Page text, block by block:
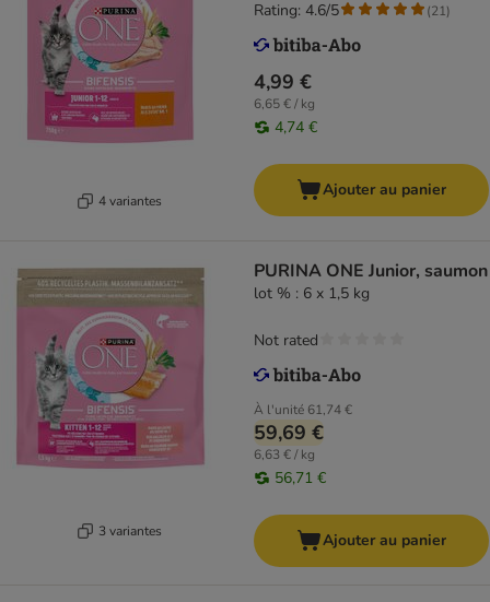
4 variantes
4,99 €
6,65 € / kg
4,74 €
Rating: 4.6/5 (21)
Ajouter au panier
3 variantes
PURINA ONE Junior, saumon
lot % : 6 x 1,5 kg
À l'unité 61,74 €
59,69 €
6,63 € / kg
56,71 €
Not rated
Ajouter au panier